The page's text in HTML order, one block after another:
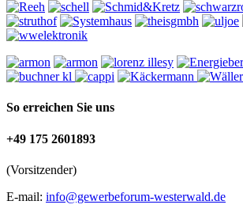
So erreichen Sie uns
+49 175 2601893
(Vorsitzender)
E-mail: info@gewerbeforum-westerwald.de